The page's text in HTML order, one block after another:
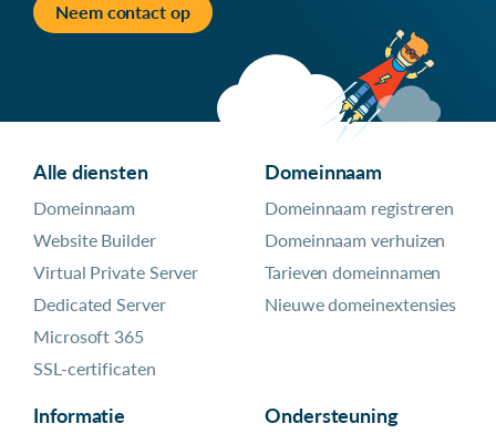
Neem contact op
Alle diensten
Domeinnaam
Website Builder
Virtual Private Server
Dedicated Server
Microsoft 365
SSL-certificaten
Domeinnaam
Domeinnaam registreren
Domeinnaam verhuizen
Tarieven domeinnamen
Nieuwe domeinextensies
Informatie Ondersteuning